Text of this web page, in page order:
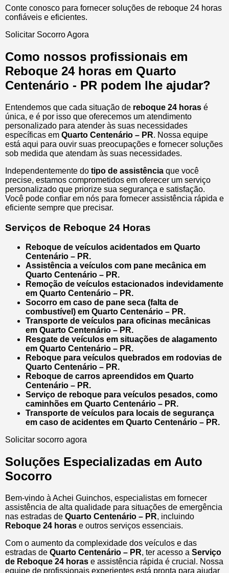
Conte conosco para fornecer soluções de reboque 24 horas
confiáveis e eficientes.
Solicitar Socorro Agora
Como nossos profissionais em
Reboque 24 horas em Quarto
Centenário - PR podem lhe ajudar?
Entendemos que cada situação de reboque 24 horas é
única, e é por isso que oferecemos um atendimento
personalizado para atender às suas necessidades
específicas em Quarto Centenário – PR. Nossa equipe
está aqui para ouvir suas preocupações e fornecer soluções
sob medida que atendam às suas necessidades.
Independentemente do tipo de assistência que você
precise, estamos comprometidos em oferecer um serviço
personalizado que priorize sua segurança e satisfação.
Você pode confiar em nós para fornecer assistência rápida e
eficiente sempre que precisar.
Serviços de Reboque 24 Horas
Reboque de veículos acidentados em Quarto
Centenário – PR.
Assistência a veículos com pane mecânica em
Quarto Centenário – PR.
Remoção de veículos estacionados indevidamente
em Quarto Centenário – PR.
Socorro em caso de pane seca (falta de
combustível) em Quarto Centenário – PR.
Transporte de veículos para oficinas mecânicas
em Quarto Centenário – PR.
Resgate de veículos em situações de alagamento
em Quarto Centenário – PR.
Reboque para veículos quebrados em rodovias de
Quarto Centenário – PR.
Reboque de carros apreendidos em Quarto
Centenário – PR.
Serviço de reboque para veículos pesados, como
caminhões em Quarto Centenário – PR.
Transporte de veículos para locais de segurança
em caso de acidentes em Quarto Centenário – PR.
Solicitar socorro agora
Soluções Especializadas em Auto
Socorro
Bem-vindo à Achei Guinchos, especialistas em fornecer
assistência de alta qualidade para situações de emergência
nas estradas de Quarto Centenário – PR, incluindo
Reboque 24 horas e outros serviços essenciais.
Com o aumento da complexidade dos veículos e das
estradas de Quarto Centenário – PR, ter acesso a Serviço
de Reboque 24 horas e assistência rápida é crucial. Nossa
equipe de profissionais experientes está pronta para ajudar